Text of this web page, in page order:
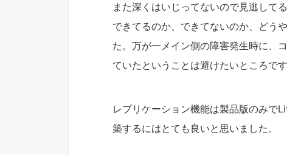
また深くはいじってないので見逃して
できてるのか、できてないのか、どう
た。万が一メイン側の障害発生時に、
ていたということは避けたいところです
レプリケーション機能は製品版のみで
築するにはとても良いと思いました。